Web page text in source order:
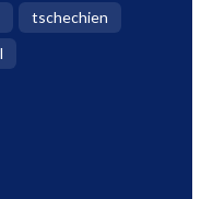
tschechien